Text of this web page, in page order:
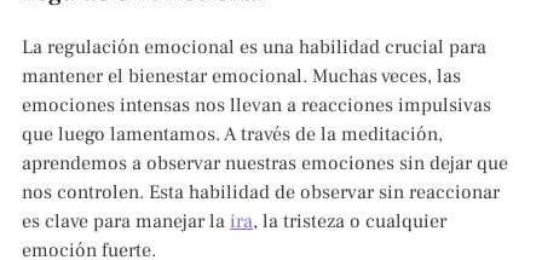
La regulación emocional es una habilidad crucial para
mantener el bienestar emocional. Muchas veces, las
emociones intensas nos llevan a reacciones impulsivas
que luego lamentamos. A través de la meditación,
aprendemos a observar nuestras emociones sin dejar que
nos controlen. Esta habilidad de observar sin reaccionar
es clave para manejar la ira, la tristeza o cualquier
emoción fuerte.